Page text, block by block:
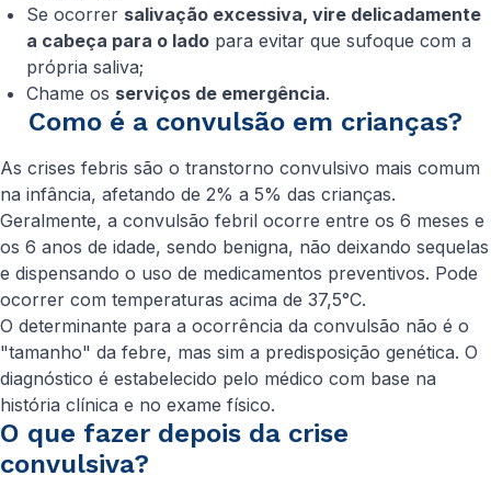
Se ocorrer salivação excessiva, vire delicadamente
a cabeça para o lado para evitar que sufoque com a
própria saliva;
Chame os serviços de emergência.
Como é a convulsão em crianças?
As crises febris são o transtorno convulsivo mais comum
na infância, afetando de 2% a 5% das crianças.
Geralmente, a convulsão febril ocorre entre os 6 meses e
os 6 anos de idade, sendo benigna, não deixando sequelas
e dispensando o uso de medicamentos preventivos. Pode
ocorrer com temperaturas acima de 37,5°C.
O determinante para a ocorrência da convulsão não é o
"tamanho" da febre, mas sim a predisposição genética. O
diagnóstico é estabelecido pelo médico com base na
história clínica e no exame físico.
O que fazer depois da crise
convulsiva?